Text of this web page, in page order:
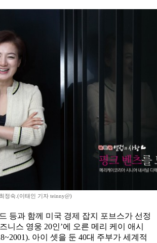
정숙.(이태인 기자 teinny@)
등과 함께 미국 경제 잡지 포브스가 선정
니스 영웅 20인’에 오른 메리 케이 애시
아이 셋을 둔 40대 주부가 세계적